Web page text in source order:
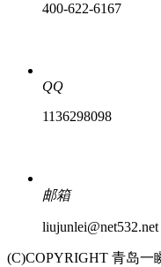
400-622-6167
QQ
1136298098
邮箱
liujunlei@net532.net
(C)COPYRIGHT 青岛一